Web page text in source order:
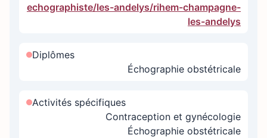
echographiste/les-andelys/rihem-champagne-
les-andelys
Diplômes
Échographie obstétricale
Activités spécifiques
Contraception et gynécologie
Échographie obstétricale